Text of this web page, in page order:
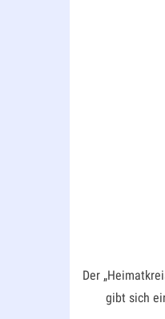
Der
gibt sich